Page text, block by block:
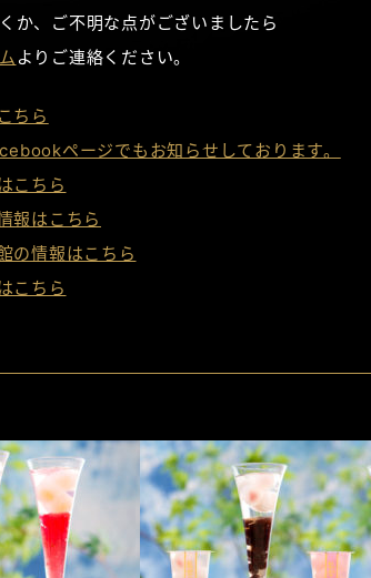
か、ご不明な点がございましたら
よりご連絡ください。
ちら
ページでもお知らせしております。
こちら
報はこちら
の情報はこちら
こちら